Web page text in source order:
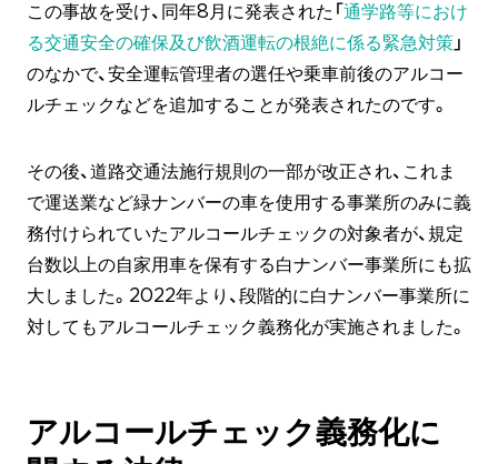
この事故を受け、同年8月に発表された「 通学路等におけ
る交通安全の確保及び飲酒運転の根絶に係る緊急対策 」
のなかで、安全運転管理者の選任や乗車前後のアルコー
ルチェックなどを追加することが発表されたのです。
その後、道路交通法施行規則の一部が改正され、これま
で運送業など緑ナンバーの車を使用する事業所のみに義
務付けられていたアルコールチェックの対象者が、規定
台数以上の自家用車を保有する白ナンバー事業所にも拡
大しました。2022年より、段階的に白ナンバー事業所に
対してもアルコールチェック義務化が実施されました。
アルコールチェック義務化に